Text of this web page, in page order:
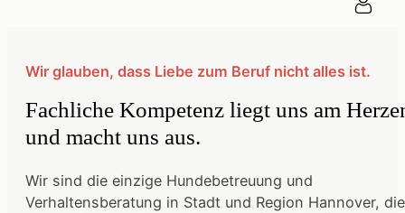
Wir glauben, dass Liebe zum Beruf nicht alles ist.
Fachliche Kompetenz liegt uns am
und macht uns aus.
Wir sind die einzige Hundebetreuung und
Verhaltensberatung in Stadt und Region Hannover, die